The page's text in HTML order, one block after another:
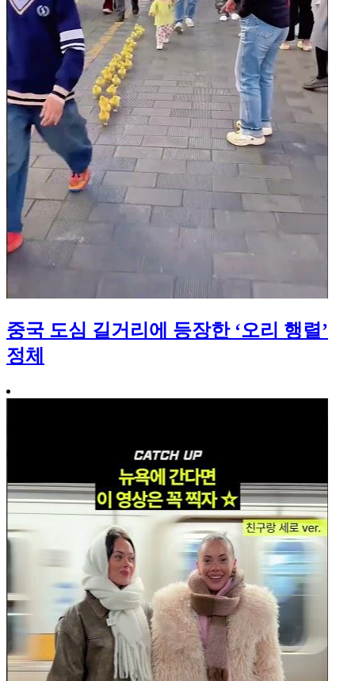
중국 도심 길거리에 등장한 ‘오리 행렬’
정체